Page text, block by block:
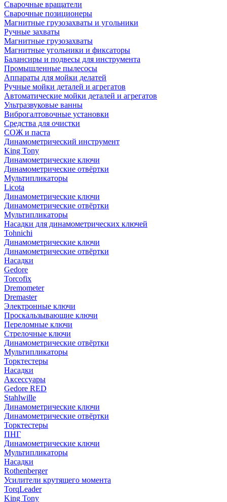
Сварочные вращатели
Сварочные позиционеры
Магнитные грузозахваты и угольники
Ручные захваты
Магнитные грузозахваты
Магнитные угольники и фиксаторы
Балансиры и подвесы для инструмента
Промышленные пылесосы
Аппараты для мойки делатей
Ручные мойки деталей и агрегатов
Автоматические мойки деталей и агрегатов
Ультразвуковые ванны
Виброгалтовочные установки
Средства для очистки
СОЖ и паста
Динамометрический инструмент
King Tony
Динамометрические ключи
Динамометрические отвёртки
Мультипликаторы
Licota
Динамометрические ключи
Динамометрические отвёртки
Мультипликаторы
Насадки для динамометрических ключей
Tohnichi
Динамометрические ключи
Динамометрические отвёртки
Насадки
Gedore
Torcofix
Dremometer
Dremaster
Электронные ключи
Проскальзывающие ключи
Переломные ключи
Стрелочные ключи
Динамометрические отвёртки
Мультипликаторы
Торктестеры
Насадки
Аксессуары
Gedore RED
Stahlwille
Динамометрические ключи
Динамометрические отвёртки
Торктестеры
ПНГ
Динамометрические ключи
Мультипликаторы
Насадки
Rothenberger
Усилители крутящего момента
TorqLeader
King Tony